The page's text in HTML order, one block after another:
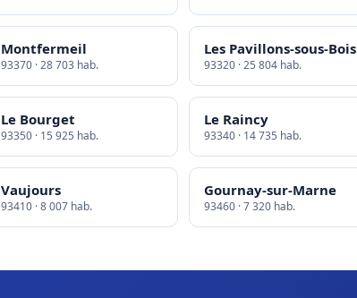
Montfermeil
93370 · 28 703 hab.
Les Pavillons-sous-Bois
93320 · 25 804 hab.
Le Bourget
93350 · 15 925 hab.
Le Raincy
93340 · 14 735 hab.
Vaujours
93410 · 8 007 hab.
Gournay-sur-Marne
93460 · 7 320 hab.